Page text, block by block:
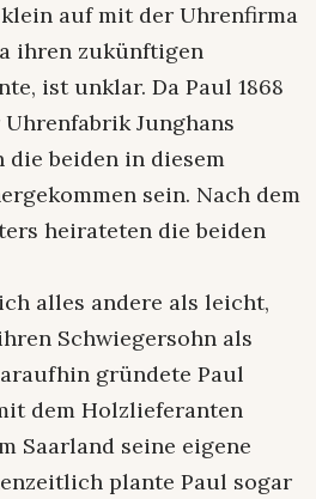
auf mit der Uhrenfirma
ihren zukünftigen
ist unklar. Da Paul 1868
Junghans
die beiden in diesem
sein. Nach dem
heirateten die beiden
alles andere als leicht,
Schwiegersohn als
gründete Paul
dem Holzlieferanten
Saarland seine eigene
plante Paul sogar